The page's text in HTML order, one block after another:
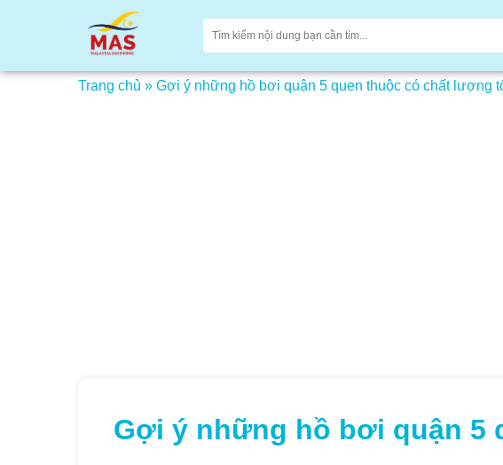
Trang chủ » Gợi ý những hồ bơi quận 5 quen thuộc có chất lượng
Gợi ý những hồ bơi quận 5